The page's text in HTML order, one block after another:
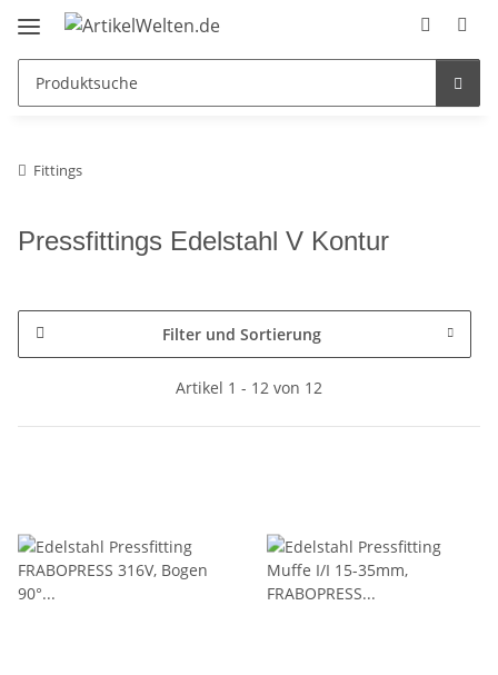
Fittings
Pressfittings Edelstahl V Kontur
Filter und Sortierung
Artikel 1 - 12 von 12